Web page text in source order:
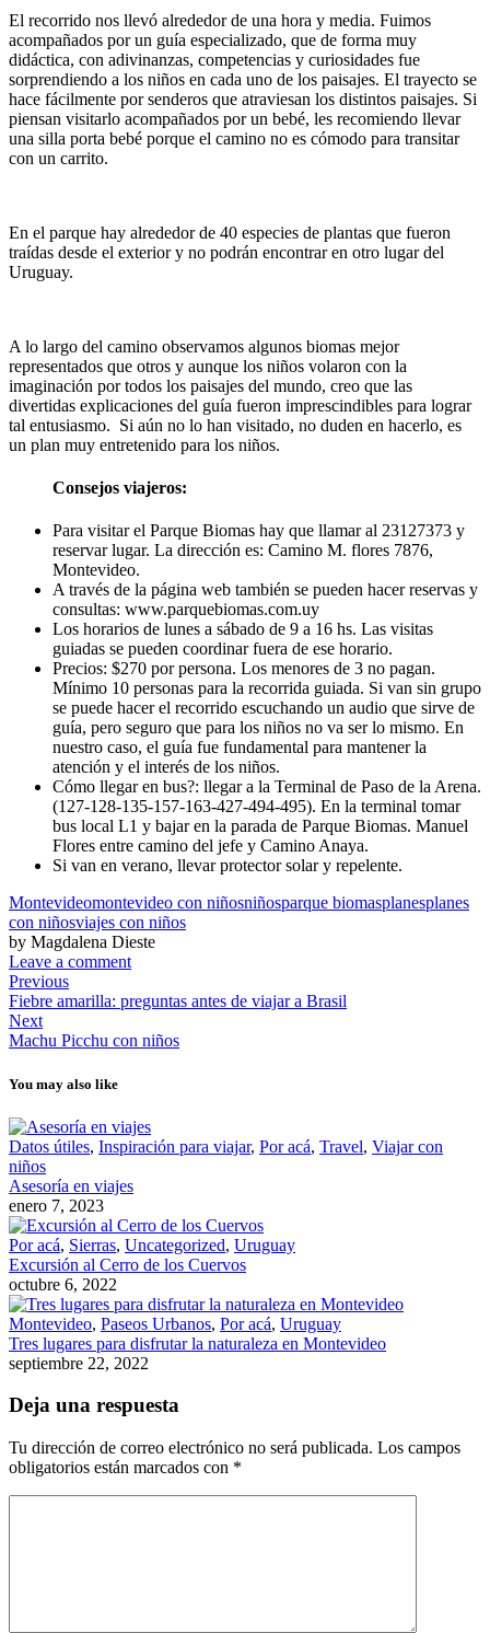
El recorrido nos llevó alrededor de una hora y media. Fuimos
acompañados por un guía especializado, que de forma muy
didáctica, con adivinanzas, competencias y curiosidades fue
sorprendiendo a los niños en cada uno de los paisajes. El trayecto se
hace fácilmente por senderos que atraviesan los distintos paisajes. Si
piensan visitarlo acompañados por un bebé, les recomiendo llevar
una silla porta bebé porque el camino no es cómodo para transitar
con un carrito.
En el parque hay alrededor de 40 especies de plantas que fueron
traídas desde el exterior y no podrán encontrar en otro lugar del
Uruguay.
A lo largo del camino observamos algunos biomas mejor
representados que otros y aunque los niños volaron con la
imaginación por todos los paisajes del mundo, creo que las
divertidas explicaciones del guía fueron imprescindibles para lograr
tal entusiasmo. Si aún no lo han visitado, no duden en hacerlo, es
un plan muy entretenido para los niños.
Consejos viajeros:
Para visitar el Parque Biomas hay que llamar al 23127373 y
reservar lugar. La dirección es: Camino M. flores 7876,
Montevideo.
A través de la página web también se pueden hacer reservas y
consultas: www.parquebiomas.com.uy
Los horarios de lunes a sábado de 9 a 16 hs. Las visitas
guiadas se pueden coordinar fuera de ese horario.
Precios: $270 por persona. Los menores de 3 no pagan.
Mínimo 10 personas para la recorrida guiada. Si van sin grupo
se puede hacer el recorrido escuchando un audio que sirve de
guía, pero seguro que para los niños no va ser lo mismo. En
nuestro caso, el guía fue fundamental para mantener la
atención y el interés de los niños.
Cómo llegar en bus?: llegar a la Terminal de Paso de la Arena.
(127-128-135-157-163-427-494-495). En la terminal tomar
bus local L1 y bajar en la parada de Parque Biomas. Manuel
Flores entre camino del jefe y Camino Anaya.
Si van en verano, llevar protector solar y repelente.
Montevideomontevideo con niñosniñosparque biomasplanesplanes
con niñosviajes con niños
by Magdalena Dieste
Leave a comment
Previous
Fiebre amarilla: preguntas antes de viajar a Brasil
Next
Machu Picchu con niños
You may also like
Datos útiles, Inspiración para viajar, Por acá, Travel, Viajar con
niños
Asesoría en viajes
enero 7, 2023
Por acá, Sierras, Uncategorized, Uruguay
Excursión al Cerro de los Cuervos
octubre 6, 2022
Montevideo, Paseos Urbanos, Por acá, Uruguay
Tres lugares para disfrutar la naturaleza en Montevideo
septiembre 22, 2022
Deja una respuesta
Tu dirección de correo electrónico no será publicada. Los campos
obligatorios están marcados con *